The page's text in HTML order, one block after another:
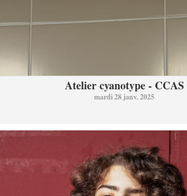
Atelier cyanotype - CCAS
mardi 28 janv. 2025